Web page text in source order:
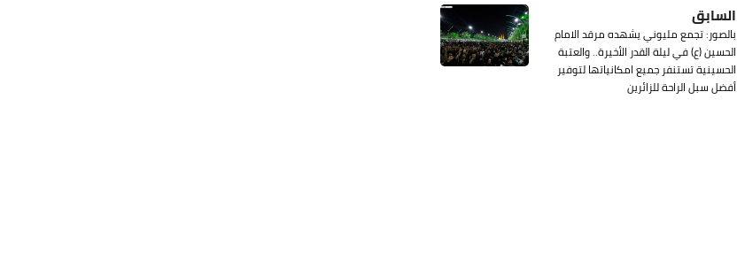
السابق
بالصور: تجمع مليوني يشهده مرقد الامام
الحسين (ع) في ليلة القدر الأخيرة.. والعتبة
الحسينية تستنفر جميع امكانياتها لتوفير
أفضل سبل الراحة للزائرين